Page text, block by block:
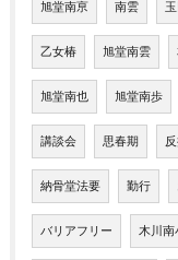
旭堂南亰 南雲 玉
乙女椿 旭堂南雲
旭堂南也 旭堂南歩
講談会 思春期
納骨堂法要 勤行
バリアフリー 木川南